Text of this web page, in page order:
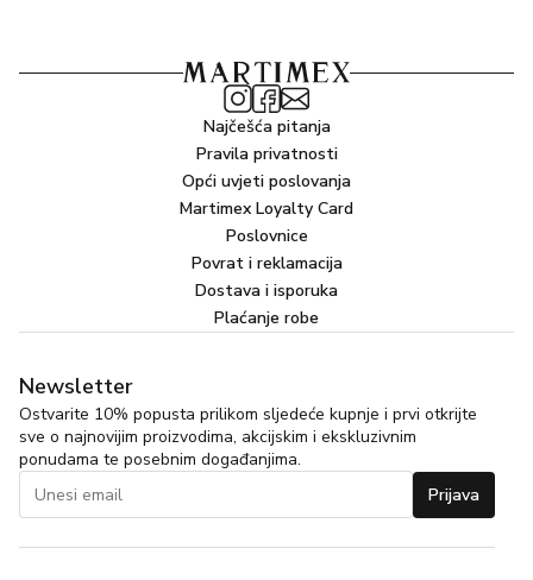
Najčešća pitanja
Pravila privatnosti
Opći uvjeti poslovanja
Martimex Loyalty Card
Poslovnice
Povrat i reklamacija
Dostava i isporuka
Plaćanje robe
Newsletter
Ostvarite 10% popusta prilikom sljedeće kupnje i prvi otkrijte
sve o najnovijim proizvodima, akcijskim i ekskluzivnim
ponudama te posebnim događanjima.
Prijava